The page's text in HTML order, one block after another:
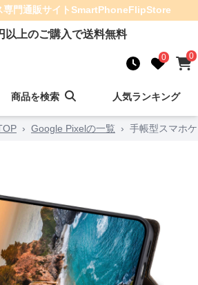
専門通販サイトSmartPhoneFlipStore
以上のご購入で送料無料
0 0
商品を検索 人気ランキング
› Google Pixelの一覧 › 手帳型スマホ